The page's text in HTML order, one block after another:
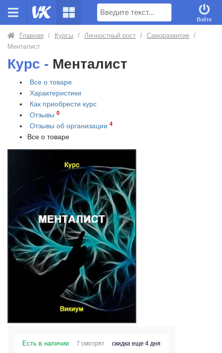
Поиск
Войти
Главная / Курсы / Личностный рост / Саморазвитие /
Менталист
Курс - Менталист
Все о товаре
Характеристики
Как приобрести курс
Отзывы 0
Отзывы об организации 4
Все о товаре
Есть в наличии 7 смотрят скидка еще 4 дня